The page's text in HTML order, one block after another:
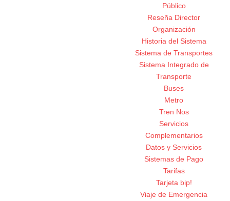
Público
Reseña Director
Organización
Historia del Sistema
Sistema de Transportes
Sistema Integrado de
Transporte
Buses
Metro
Tren Nos
Servicios
Complementarios
Datos y Servicios
Sistemas de Pago
Tarifas
Tarjeta bip!
Viaje de Emergencia